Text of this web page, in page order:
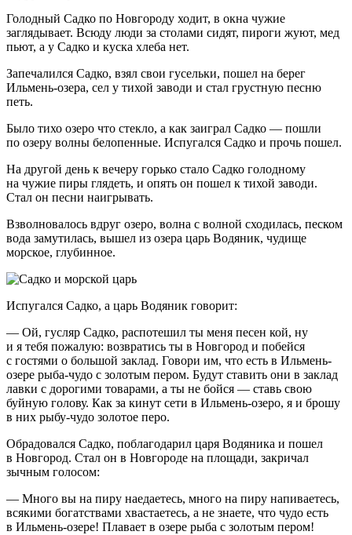
Голодный Садко по Новгороду ходит, в окна чужие
заглядывает. Всюду люди за столами сидят, пироги жуют, мед
пьют, а у Садко и куска хлеба нет.
Запечалился Садко, взял свои гусельки, пошел на берег
Ильмень-озера, сел у тихой заводи и стал грустную песню
петь.
Было тихо озеро что стекло, а как заиграл Садко — пошли
по озеру волны белопенные. Испугался Садко и прочь пошел.
На другой день к вечеру горько стало Садко голодному
на чужие пиры глядеть, и опять он пошел к тихой заводи.
Стал он песни наигрывать.
Взволновалось вдруг озеро, волна с волной сходилась, песком
вода замутилась, вышел из озера царь Водяник, чудище
морское, глубинное.
Испугался Садко, а царь Водяник говорит:
— Ой, гусляр Садко, распотешил ты меня песен кой, ну
и я тебя пожалую: возвратись ты в Новгород и побейся
с гостями о большой заклад. Говори им, что есть в Ильмень-
озере рыба-чудо с золотым пером. Будут ставить они в заклад
лавки с дорогими товарами, а ты не бойся — ставь свою
буйную голову. Как за кинут сети в Ильмень-озеро, я и брошу
в них рыбу-чудо золотое перо.
Обрадовался Садко, поблагодарил царя Водяника и пошел
в Новгород. Стал он в Новгороде на площади, закричал
зычным голосом:
— Много вы на пиру наедаетесь, много на пиру напиваетесь,
всякими богатствами хвастаетесь, а не знаете, что чудо есть
в Ильмень-озере! Плавает в озере рыба с золотым пером!